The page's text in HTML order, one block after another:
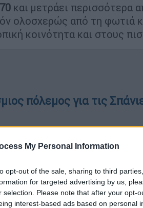
My Personal Information
opt-out of the sale, sharing to third
for targeted advertising by us,
selection. Please note that after your opt-
interest-based ads based on personal
και μετράει περισσότερα
ολοσχερώς από τη φωτιά
κοινότητα και στους
πόλεμος για τις